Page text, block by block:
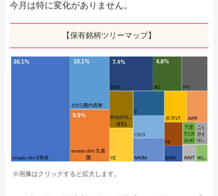
今月は特に変化がありません。
【保有銘柄ツリーマップ】
※画像はクリックすると拡大します。